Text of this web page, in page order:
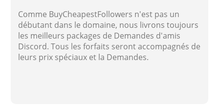
Comme BuyCheapestFollowers n'est pas un
débutant dans le domaine, nous livrons toujours
les meilleurs packages de Demandes d'amis
Discord. Tous les forfaits seront accompagnés de
leurs prix spéciaux et la Demandes.